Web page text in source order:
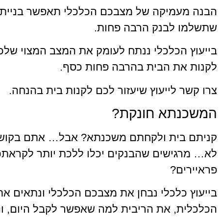
הבנה מעמיקה של מצבכם הכלכלי תאפשר בניית
שתשלמו לבנק הרבה פחות.
בייעוץ הכלכלי ננתח לעומק את המצב המצוי
לקנות את הבית בהרבה פחות כסף.
צרו קשר לייעוץ שיעזור לכם לקנות בית בהנחה.
המשכנתא חונקת?
קניתם בית ולקחתם משכנתא? אבל… אתם
לא… מרגישים שהבנקים יכלו ללכת יותר
פראיירים?
בייעוץ כלכלי נבחן את מצבכם הכלכלי ונתאים
הכלכלית, את הריבית למה שאפשר לקבל היום,